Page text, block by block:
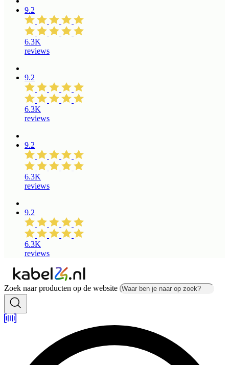
9.2
6.3K
reviews
9.2
6.3K
reviews
9.2
6.3K
reviews
9.2
6.3K
reviews
Zoek naar producten op de website